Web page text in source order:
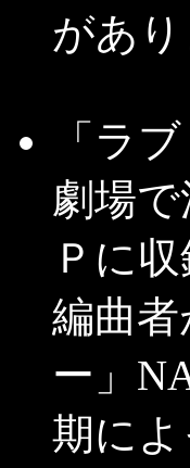
があり
「ラ
劇場
Ｐに
編曲
ー」
期に